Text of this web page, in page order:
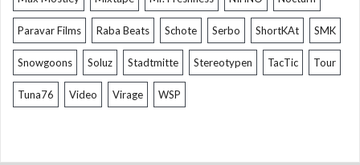
Paravar Films Raba Beats Schote Serbo ShortKAt SMK
Snowgoons Soluz Stadtmitte Stereotypen TacTic Tour
Tuna76 Video Virage WSP